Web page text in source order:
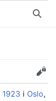
Søk
Rediger
1923 i Oslo,